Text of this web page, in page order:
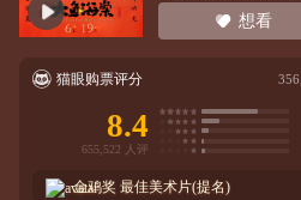
想看
猫眼购票评分
8.4
金鸡奖 最佳美术片(提名)